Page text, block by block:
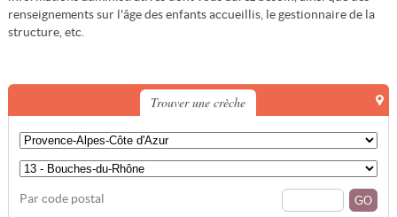
renseignements sur l'âge des enfants accueillis, le gestionnaire de la
structure, etc.
Trouver une crèche
Par code postal